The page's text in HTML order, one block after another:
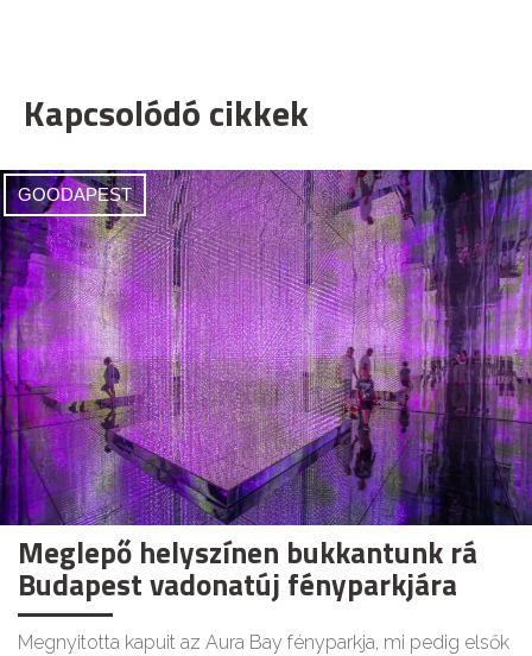
Kapcsolódó cikkek
GOODAPEST
Meglepő helyszínen bukkantunk rá
Budapest vadonatúj fényparkjára
Megnyitotta kapuit az Aura Bay fényparkja, mi pedig elsők